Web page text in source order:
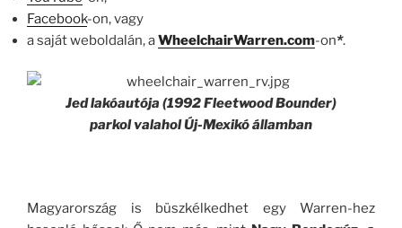
Facebook-on, vagy
a saját weboldalán, aWheelchairWarren.com-on*.
Jed lakóautója (1992 Fleetwood Bounder)
parkol valahol Új-Mexikó államban
Magyarország is büszkélkedhet egy Warren-hez